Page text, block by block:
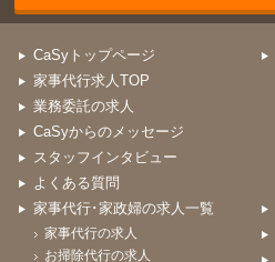
CaSyトップページ
家事代行求人TOP
業務委託の求人
CaSyからのメッセージ
スタッフインタビュー
よくある質問
家事代行･家政婦の求人一覧
家事代行の求人
お掃除代行の求人